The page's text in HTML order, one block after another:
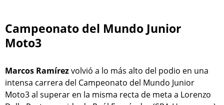
Campeonato del Mundo Junior
Moto3
Marcos Ramírezvolvió a lo más alto del podio en una
intensa carrera del Campeonato del Mundo Junior
Moto3 al superar en la misma recta de meta a Lorenzo